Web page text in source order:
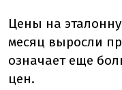
Цены на
месяц выросли
означает еще
цен.